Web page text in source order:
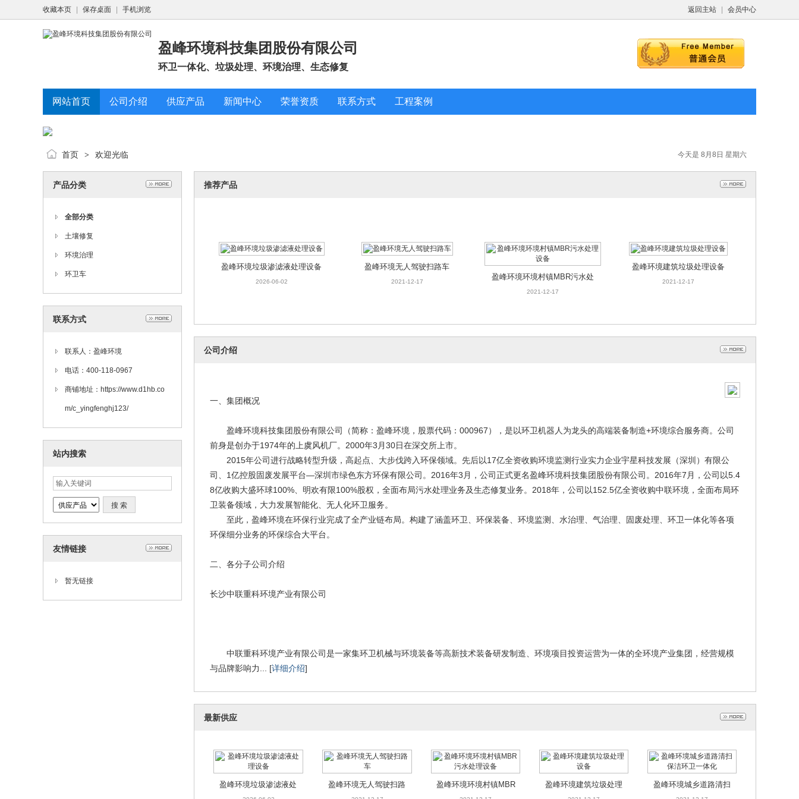
返回主站 会员中心
收藏本页 保存桌面 手机浏览
盈峰环境科技集团股份有限公司
环卫一体化、垃圾处理、环境治理、生态修复
网站首页 公司介绍 供应产品 新闻中心 荣誉资质 联系方式 工程案例
今天是 8月8日 星期六
首页 > 欢迎光临
产品分类
全部分类
土壤修复
环境治理
环卫车
联系方式
联系人：盈峰环境
电话：400-118-0967
商铺地址：https://www.d1hb.co
m/c_yingfenghj123/
站内搜索
友情链接
暂无链接
推荐产品
理设备
2021-12-17
盈峰环境垃圾渗滤液处理设备
2026-06-02
盈峰环境无人驾驶扫路车
2021-12-17
盈峰环境环境村镇MBR污水处
理设备
2021-12-17
盈峰环境建筑垃圾处理设备
2021-12-17
公司介绍
一、集团概况
盈峰环境科技集团股份有限公司（简称：盈峰环境，股票代码：000967），是以环卫机器人为龙头的高端装备制造+环境综合服务商。公司
前身是创办于1974年的上虞风机厂。2000年3月30日在深交所上市。
2015年公司进行战略转型升级，高起点、大步伐跨入环保领域。先后以17亿全资收购环境监测行业实力企业宇星科技发展（深圳）有限公
司、1亿控股固废发展平台—深圳市绿色东方环保有限公司。2016年3月，公司正式更名盈峰环境科技集团股份有限公司。2016年7月，公司以5.4
8亿收购大盛环球100%、明欢有限100%股权，全面布局污水处理业务及生态修复业务。2018年，公司以152.5亿全资收购中联环境，全面布局环
卫装备领域，大力发展智能化、无人化环卫服务。
至此，盈峰环境在环保行业完成了全产业链布局。构建了涵盖环卫、环保装备、环境监测、水治理、气治理、固废处理、环卫一体化等各项
环保细分业务的环保综合大平台。
二、各分子公司介绍
长沙中联重科环境产业有限公司
中联重科环境产业有限公司是一家集环卫机械与环境装备等高新技术装备研发制造、环境项目投资运营为一体的全环境产业集团，经营规模
与品牌影响力... [详细介绍]
最新供应
盈峰环境垃圾渗滤液处
盈峰环境无人驾驶扫路
盈峰环境环境村镇MBR
盈峰环境建筑垃圾处理
盈峰环境城乡道路清扫